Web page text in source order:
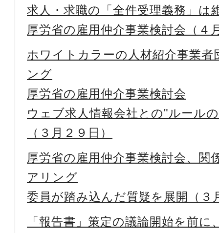
求人・求職の「全件受理義務」は
厚労省の雇用仲介事業検討会（４
ホワイトカラーの人材紹介事業者
ング
厚労省の雇用仲介事業検討会
ウェブ求人情報会社との"ルール
（３月２９日）
厚労省の雇用仲介事業検討会、関
アリング
委員が踏み込んだ質疑を展開（３
「報告書」策定の議論開始を前に